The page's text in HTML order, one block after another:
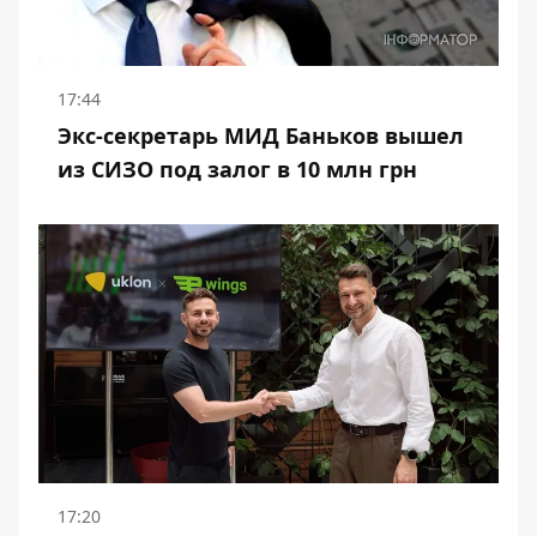
17:44
Экс-секретарь МИД Баньков вышел
из СИЗО под залог в 10 млн грн
17:20